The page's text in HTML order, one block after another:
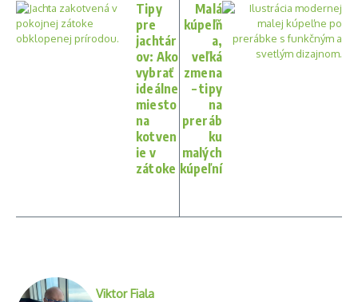
Tipy
pre
jachtár
ov: Ako
vybrať
ideálne
miesto
na
kotven
ie v
zátoke
Malá
kúpeľň
a,
veľká
zmena
– tipy
na
preráb
ku
malých
kúpeľní
Viktor Fiala